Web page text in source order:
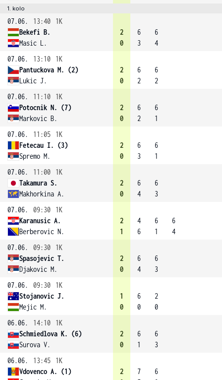
1. kolo
07.06. 13:40
1K
Bekefi B.
Masic L.
2
0
6
3
6
4
07.06.
13:10
1K
Pantuckova M. (2)
Lukic J.
2
0
6
2
6
2
07.06.
11:10
1K
Potocnik N. (7)
Markovic B.
2
0
6
2
6
1
07.06.
11:05
1K
Fetecau I. (3)
Spremo M.
2
0
6
3
6
1
07.06.
11:00
1K
Takamura S.
Makhorkina A.
2
0
6
4
6
3
07.06.
09:30
1K
Karanusic A.
Berberovic N.
2
1
4
6
6
1
6
4
07.06.
09:30
1K
Spasojevic T.
Djakovic M.
2
0
6
4
6
3
07.06.
09:30
1K
Stojanovic J.
Mejic M.
1
0
6
0
2
0
06.06.
14:10
1K
Schmiedlova K. (6)
Surova V.
2
0
6
1
6
3
06.06.
13:45
1K
Vdovenco A. (1)
2
7
6